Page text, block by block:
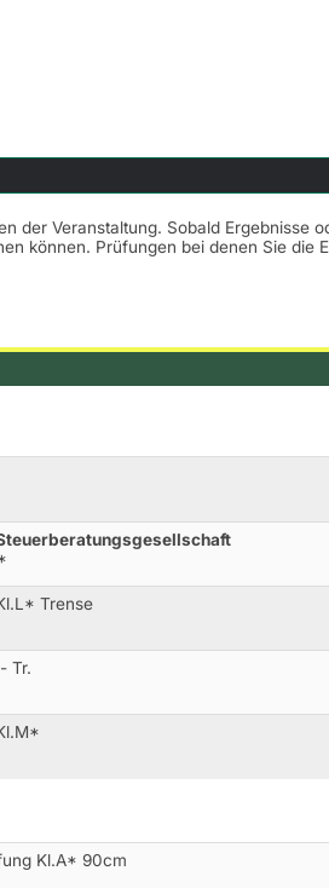
der Veranstaltung. Sobald
können. Prüfungen bei denen Sie die
Trense
Tr.
Kl.A* 90cm